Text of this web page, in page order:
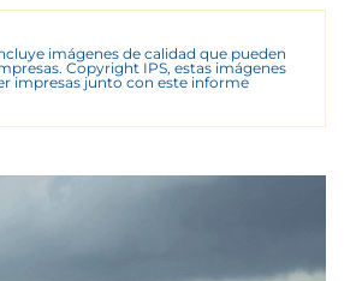
imágenes de calidad que pueden
Copyright IPS, estas imágenes
impresas junto con este informe